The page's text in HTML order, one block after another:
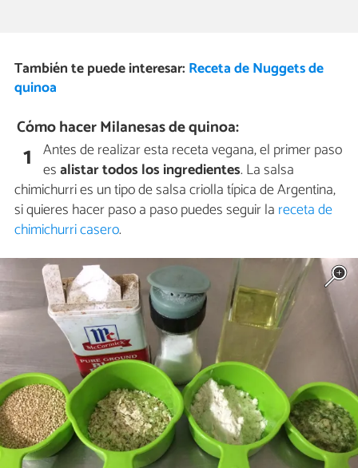
También te puede interesar: Receta de Nuggets de
quinoa
Cómo hacer Milanesas de quinoa:
1 Antes de realizar esta receta vegana, el primer paso
esalistar todos los ingredientes. La salsa
chimichurri es un tipo de salsa criolla típica de Argentina,
si quieres hacer paso a paso puedes seguir la receta de
chimichurri casero.